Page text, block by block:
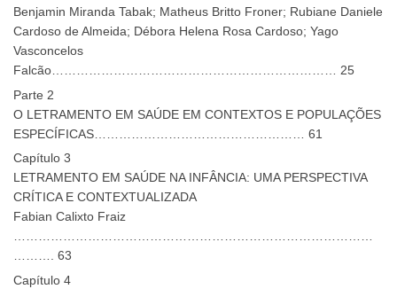
Benjamin Miranda Tabak; Matheus Britto Froner; Rubiane Daniele
Cardoso de Almeida; Débora Helena Rosa Cardoso; Yago
Vasconcelos
Falcão…………………………………………………………… 25
Parte 2
O LETRAMENTO EM SAÚDE EM CONTEXTOS E POPULAÇÕES
ESPECÍFICAS…………………………………………… 61
Capítulo 3
LETRAMENTO EM SAÚDE NA INFÂNCIA: UMA PERSPECTIVA
CRÍTICA E CONTEXTUALIZADA
Fabian Calixto Fraiz
……………………………………………………………………………
………. 63
Capítulo 4